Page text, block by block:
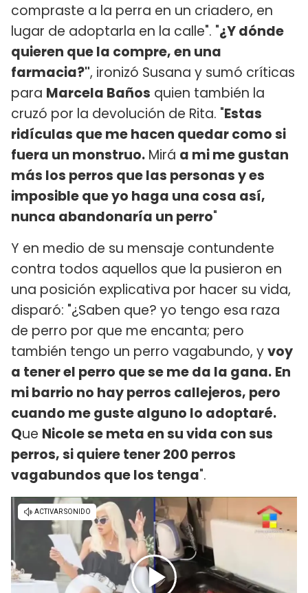
compraste a la perra en un criadero, en
lugar de adoptarla en la calle". "¿Y dónde
quieren que la compre, en una
farmacia?", ironizó Susana y sumó críticas
para Marcela Baños quien también la
cruzó por la devolución de Rita. "Estas
ridículas que me hacen quedar como si
fuera un monstruo. Mirá a mi me gustan
más los perros que las personas y es
imposible que yo haga una cosa así,
nunca abandonaría un perro"
Y en medio de su mensaje contundente
contra todos aquellos que la pusieron en
una posición explicativa por hacer su vida,
disparó: "¿Saben que? yo tengo esa raza
de perro por que me encanta; pero
también tengo un perro vagabundo, yvoy
a tener el perro que se me da la gana. En
mi barrio no hay perros callejeros, pero
cuando me guste alguno lo adoptaré.
Que Nicole se meta en su vida con sus
perros, si quiere tener 200 perros
vagabundos que los tenga".